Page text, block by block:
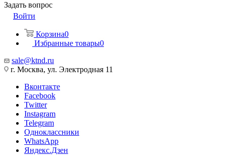
Задать вопрос
Войти
Корзина0
Избранные товары0
sale@ktnd.ru
г. Москва, ул. Электродная 11
Вконтакте
Facebook
Twitter
Instagram
Telegram
Одноклассники
WhatsApp
Яндекс.Дзен